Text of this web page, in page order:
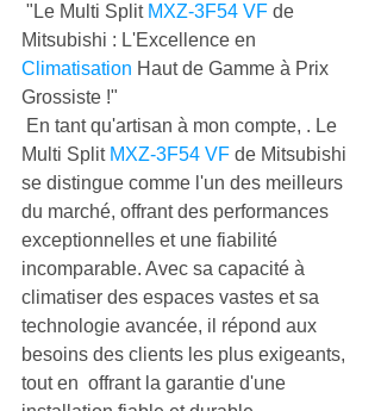
"Le Multi Split MXZ-3F54 VF de
Mitsubishi : L'Excellence en
Climatisation Haut de Gamme à Prix
Grossiste !"
En tant qu'artisan à mon compte, . Le
Multi Split MXZ-3F54 VF de Mitsubishi
se distingue comme l'un des meilleurs
du marché, offrant des performances
exceptionnelles et une fiabilité
incomparable. Avec sa capacité à
climatiser des espaces vastes et sa
technologie avancée, il répond aux
besoins des clients les plus exigeants,
tout en  offrant la garantie d'une